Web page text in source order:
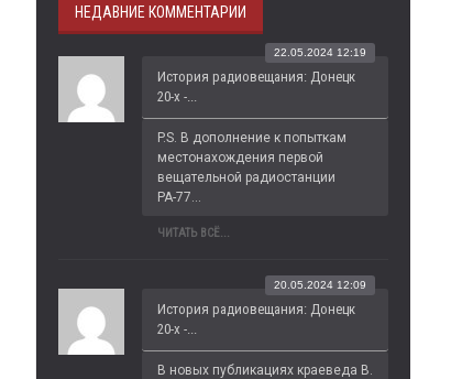
НЕДАВНИЕ КОММЕНТАРИИ
История радиовещания: Донецк
20-х -...
22.05.2024 12:19
P.S. В дополнение к попыткам
местонахождения первой
вещательной радиостанции
РА-77...
ЧИТАТЬ ВСЁ...
История радиовещания: Донецк
20-х -...
20.05.2024 12:09
В новых публикациях краеведа В.